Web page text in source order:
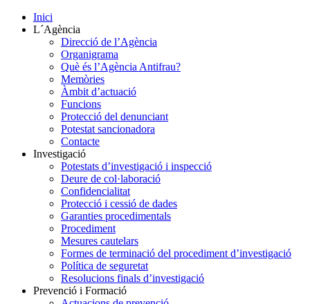
Inici
L´Agència
Direcció de l’Agència
Organigrama
Què és l’Agència Antifrau?
Memòries
Àmbit d’actuació
Funcions
Protecció del denunciant
Potestat sancionadora
Contacte
Investigació
Potestats d’investigació i inspecció
Deure de col·laboració
Confidencialitat
Protecció i cessió de dades
Garanties procedimentals
Procediment
Mesures cautelars
Formes de terminació del procediment d’investigació
Política de seguretat
Resolucions finals d’investigació
Prevenció i Formació